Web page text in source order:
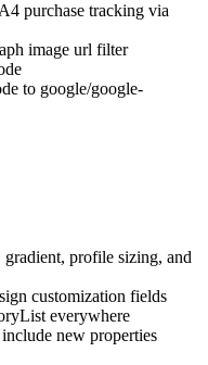
purchase tracking via
image url filter
to google/google-
profile sizing, and
customization fields
everywhere
new properties